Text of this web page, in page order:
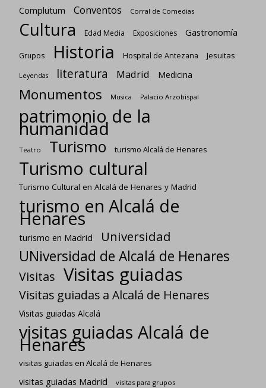
Complutum Conventos Corral de Comedias
Cultura Edad Media Exposiciones Gastronomía
Grupos Historia Hospital de Antezana Jesuitas
Leyendas literatura Madrid Medicina
Monumentos Musica Palacio Arzobispal
patrimonio de la
humanidad
Teatro Turismo turismo Alcalá de Henares
Turismo cultural
Turismo Cultural en Alcalá de Henares y Madrid
turismo en Alcalá de
Henares
turismo en Madrid Universidad
UNiversidad de Alcalá de Henares
Visitas Visitas guiadas
Visitas guiadas a Alcalá de Henares
Visitas guiadas Alcalá
visitas guiadas Alcalá de
Henares
visitas guiadas en Alcalá de Henares
visitas guiadas Madrid visitas para grupos